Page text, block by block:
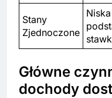
Stany
Zjednoczone
Niska
Główne
dochody